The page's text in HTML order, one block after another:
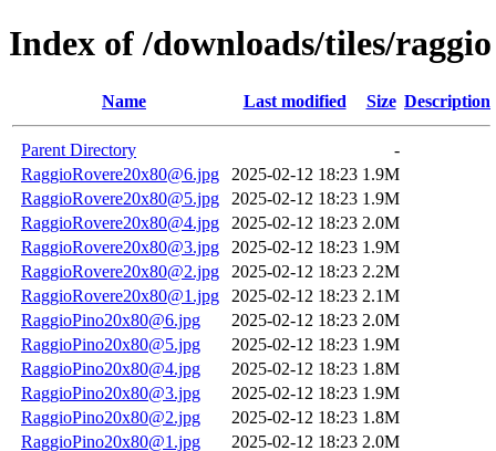
Index of /downloads/tiles/raggio
Name Last modified Size Description
Parent Directory
-
RaggioRovere20x80@6.jpg
2025-02-12 18:23 1.9M
RaggioRovere20x80@5.jpg
2025-02-12 18:23 1.9M
RaggioRovere20x80@4.jpg
2025-02-12 18:23 2.0M
RaggioRovere20x80@3.jpg
2025-02-12 18:23 1.9M
RaggioRovere20x80@2.jpg
2025-02-12 18:23 2.2M
RaggioRovere20x80@1.jpg
2025-02-12 18:23 2.1M
RaggioPino20x80@6.jpg
2025-02-12 18:23 2.0M
RaggioPino20x80@5.jpg
2025-02-12 18:23 1.9M
RaggioPino20x80@4.jpg
2025-02-12 18:23 1.8M
RaggioPino20x80@3.jpg
2025-02-12 18:23 1.9M
RaggioPino20x80@2.jpg
2025-02-12 18:23 1.8M
RaggioPino20x80@1.jpg
2025-02-12 18:23 2.0M